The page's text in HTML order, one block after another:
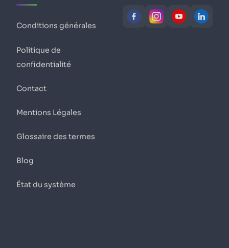
Conditions générales
Politique de
confidentialité
Contact
Mentions Légales
Glossaire des termes
Blog
État du système